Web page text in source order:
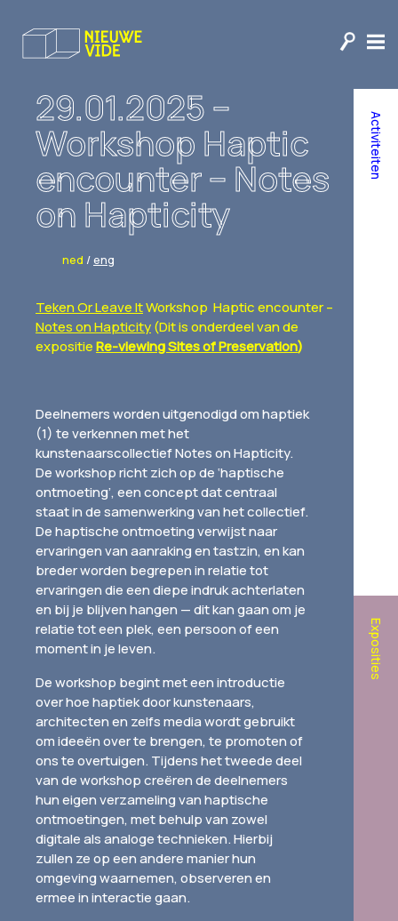
29.01.2025 –
Workshop Haptic
encounter – Notes
on Hapticity
ned /eng
Teken Or Leave ItWorkshop Haptic encounter –
Notes on Hapticity(Dit is onderdeel van de
expositieRe-viewing Sites of Preservation)
Deelnemers worden uitgenodigd om haptiek
(1) te verkennen met het
kunstenaarscollectief Notes on Hapticity.
De workshop richt zich op de ‘haptische
ontmoeting’, een concept dat centraal
staat in de samenwerking van het collectief.
De haptische ontmoeting verwijst naar
ervaringen van aanraking en tastzin, en kan
breder worden begrepen in relatie tot
ervaringen die een diepe indruk achterlaten
en bij je blijven hangen — dit kan gaan om je
relatie tot een plek, een persoon of een
moment in je leven.
De workshop begint met een introductie
over hoe haptiek door kunstenaars,
architecten en zelfs media wordt gebruikt
om ideeën over te brengen, te promoten of
ons te overtuigen. Tijdens het tweede deel
van de workshop creëren de deelnemers
hun eigen verzameling van haptische
ontmoetingen, met behulp van zowel
digitale als analoge technieken. Hierbij
zullen ze op een andere manier hun
omgeving waarnemen, observeren en
ermee in interactie gaan.
Activiteiten
Exposities